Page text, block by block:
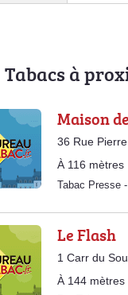
Tabacs à
Maison
36 Rue
À 116 mètres
Tabac Presse -
Le Flash
1 Carr du
À 144 mètres